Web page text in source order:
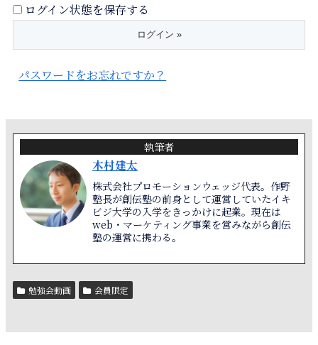
ログイン状態を保存する
パスワードをお忘れですか？
執筆者
木村建太
株式会社プロモーションウェッジ代表。作野
塾長が創伝塾の前身として運営していたイキ
ビジ大学の入学をきっかけに起業。現在は
web・マーケティング事業を営みながら創伝
塾の運営に携わる。
勉強会動画 会員限定